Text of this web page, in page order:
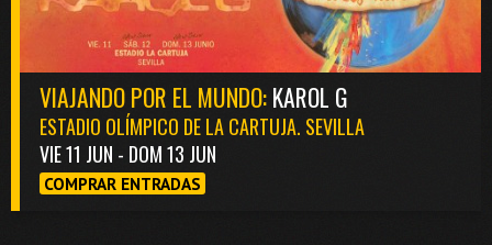
VIAJANDO POR EL MUNDO:KAROL G
ESTADIO OLÍMPICO DE LA CARTUJA. SEVILLA
VIE 11 JUN - DOM 13 JUN
COMPRAR ENTRADAS